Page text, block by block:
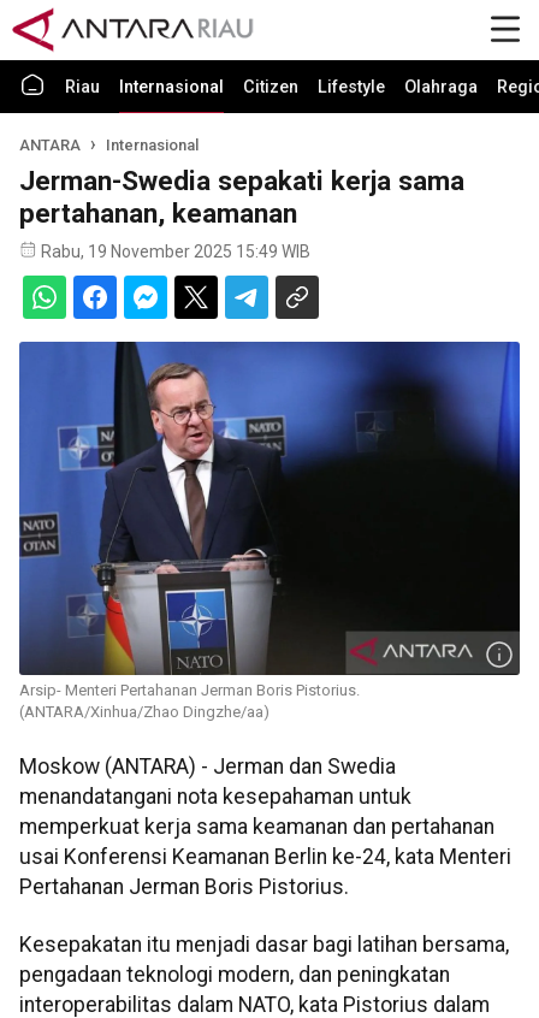
Riau Internasional Citizen Lifestyle Olahraga
ANTARA Internasional
Jerman-Swedia sepakati kerja sama
pertahanan, keamanan
Rabu, 19 November 2025 15:49 WIB
Arsip- Menteri Pertahanan Jerman Boris Pistorius.
(ANTARA/Xinhua/Zhao Dingzhe/aa)
Moskow (ANTARA) - Jerman dan Swedia
menandatangani nota kesepahaman untuk
memperkuat kerja sama keamanan dan pertahanan
usai Konferensi Keamanan Berlin ke-24, kata Menteri
Pertahanan Jerman Boris Pistorius.
Kesepakatan itu menjadi dasar bagi latihan bersama,
pengadaan teknologi modern, dan peningkatan
interoperabilitas dalam NATO, kata Pistorius dalam